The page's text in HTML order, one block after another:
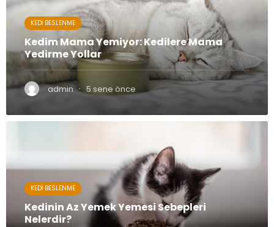
KEDI BESLENME
Kedim Mama Yemiyor: Kedilere Mama
Yedirme Yollar
admin · 5 sene önce
KEDI BESLENME
Kedinin Az Yemek Yemesi Sebepleri
Nelerdir?